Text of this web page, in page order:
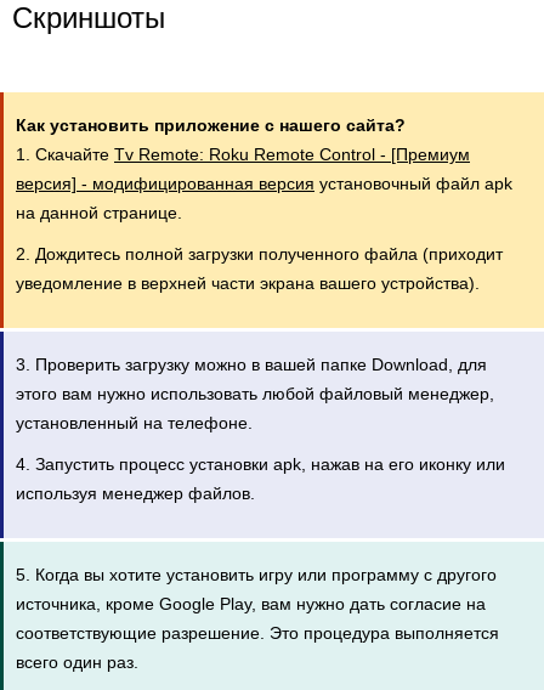
Скриншоты
Как установить приложение с нашего сайта?
1. Скачайте Tv Remote: Roku Remote Control - [Премиум
версия] - модифицированная версия установочный файл apk
на данной странице.
2. Дождитесь полной загрузки полученного файла (приходит
уведомление в верхней части экрана вашего устройства).
3. Проверить загрузку можно в вашей папке Download, для
этого вам нужно использовать любой файловый менеджер,
установленный на телефоне.
4. Запустить процесс установки apk, нажав на его иконку или
используя менеджер файлов.
5. Когда вы хотите установить игру или программу с другого
источника, кроме Google Play, вам нужно дать согласие на
соответствующие разрешение. Это процедура выполняется
всего один раз.